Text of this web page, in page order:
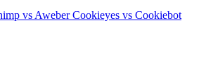
vs AweberCookieyes vs Cookiebot